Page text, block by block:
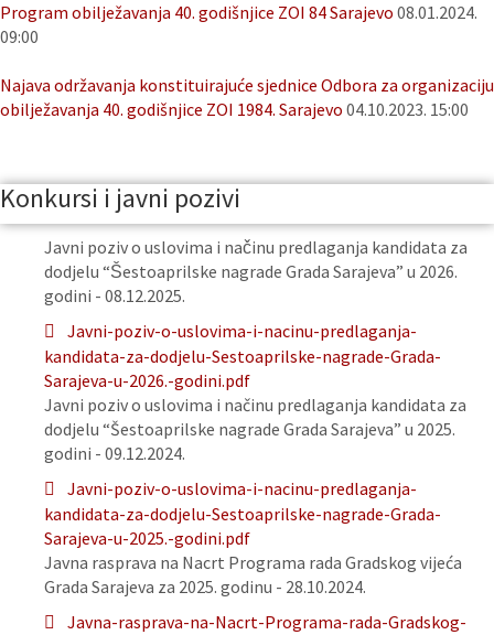
Program obilježavanja 40. godišnjice ZOI 84 Sarajevo 08.01.2024.
09:00
Najava održavanja konstituirajuće sjednice Odbora za organizaciju
obilježavanja 40. godišnjice ZOI 1984. Sarajevo 04.10.2023. 15:00
Konkursi i javni pozivi
Javni poziv o uslovima i načinu predlaganja kandidata za
dodjelu “Šestoaprilske nagrade Grada Sarajeva” u 2026.
godini - 08.12.2025.
Javni-poziv-o-uslovima-i-nacinu-predlaganja-
kandidata-za-dodjelu-Sestoaprilske-nagrade-Grada-
Sarajeva-u-2026.-godini.pdf
Javni poziv o uslovima i načinu predlaganja kandidata za
dodjelu “Šestoaprilske nagrade Grada Sarajeva” u 2025.
godini - 09.12.2024.
Javni-poziv-o-uslovima-i-nacinu-predlaganja-
kandidata-za-dodjelu-Sestoaprilske-nagrade-Grada-
Sarajeva-u-2025.-godini.pdf
Javna rasprava na Nacrt Programa rada Gradskog vijeća
Grada Sarajeva za 2025. godinu - 28.10.2024.
Javna-rasprava-na-Nacrt-Programa-rada-Gradskog-